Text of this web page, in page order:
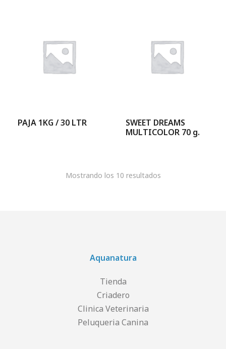
PAJA 1KG / 30 LTR
SWEET DREAMS
MULTICOLOR 70 g.
Mostrando los 10 resultados
Aquanatura
Tienda
Criadero
Clinica Veterinaria
Peluqueria Canina